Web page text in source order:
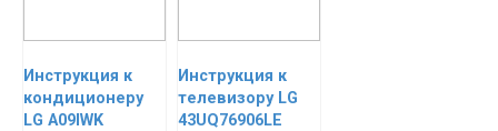
Инструкция к
кондиционеру
LG A09IWK
Инструкция к
телевизору LG
43UQ76906LE